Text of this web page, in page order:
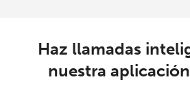
Haz llamadas
nuestra